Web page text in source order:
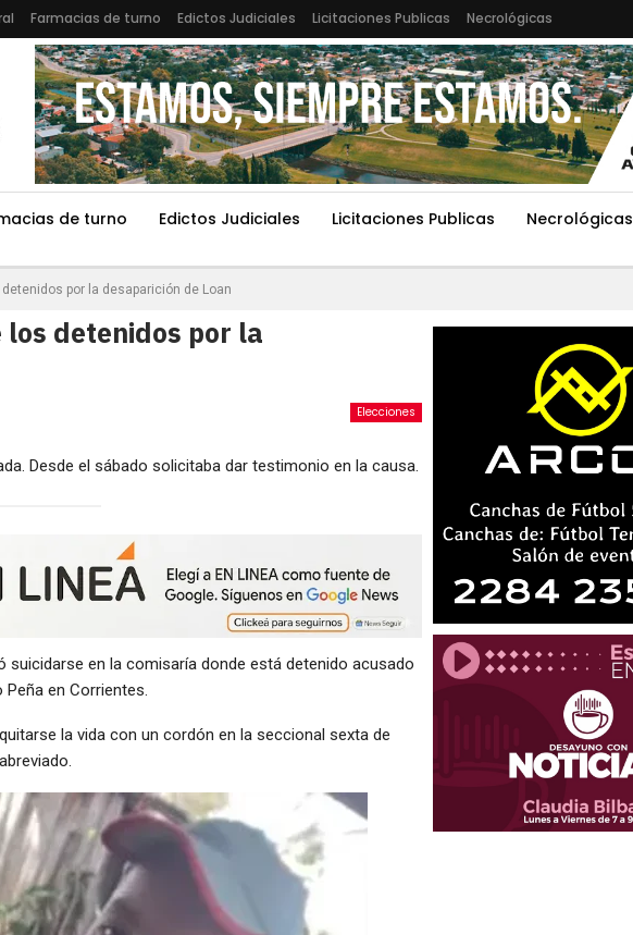
Farmacias de turno Edictos Judiciales Licitaciones Publicas Necrológicas
de turno Edictos Judiciales Licitaciones Publicas Necrológicas
por la desaparición de Loan
detenidos por la
Elecciones
Desde el sábado solicitaba dar testimonio en la causa.
suicidarse en la comisaría donde está detenido acusado
en Corrientes.
la vida con un cordón en la seccional sexta de